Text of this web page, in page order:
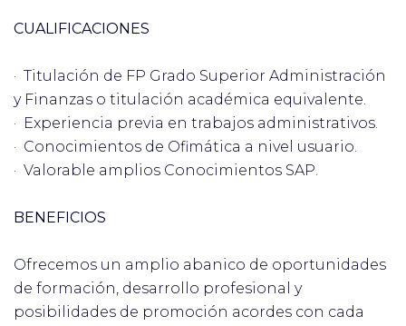
CUALIFICACIONES
· Titulación de FP Grado Superior Administración
y Finanzas o titulación académica equivalente.
· Experiencia previa en trabajos administrativos.
· Conocimientos de Ofimática a nivel usuario.
· Valorable amplios Conocimientos SAP.
BENEFICIOS
Ofrecemos un amplio abanico de oportunidades
de formación, desarrollo profesional y
posibilidades de promoción acordes con cada